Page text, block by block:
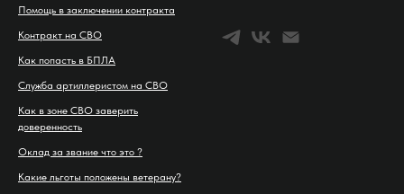
Помощь в заключении контракта
Контракт на СВО
Как попасть в БПЛА
Служба артиллеристом на СВО
Как в зоне СВО заверить
доверенность
Оклад за звание что это ?
Какие льготы положены ветерану?